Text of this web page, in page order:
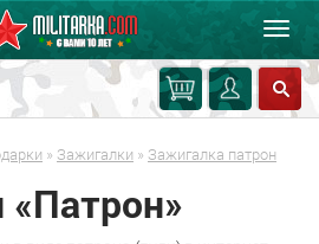
» Зажигалки » Зажигалка патрон